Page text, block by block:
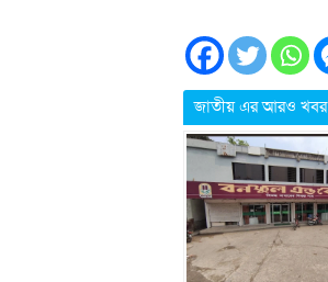
জাতীয় এর আরও খবর